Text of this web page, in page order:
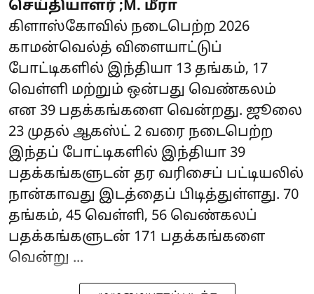
செய்தியாளர் ;M. மீரா
கிளாஸ்கோவில் நடைபெற்ற 2026
காமன்வெல்த் விளையாட்டுப்
போட்டிகளில் இந்தியா 13 தங்கம், 17
வெள்ளி மற்றும் ஒன்பது வெண்கலம்
என 39 பதக்கங்களை வென்றது. ஜூலை
23 முதல் ஆகஸ்ட் 2 வரை நடைபெற்ற
இந்தப் போட்டிகளில் இந்தியா 39
பதக்கங்களுடன் தர வரிசைப் பட்டியலில்
நான்காவது இடத்தைப் பிடித்துள்ளது. 70
தங்கம், 45 வெள்ளி, 56 வெண்கலப்
பதக்கங்களுடன் 171 பதக்கங்களை
வென்று ...